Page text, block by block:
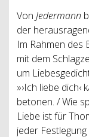
Von Jedermann
der
Im Rahmen des
mit dem
um
»›Ich liebe
betonen. / Wie
Liebe ist für
jeder